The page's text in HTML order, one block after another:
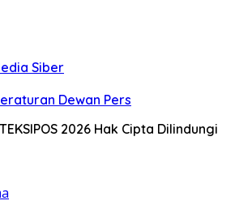
Siber
Dewan Pers
2026 Hak Cipta Dilindungi